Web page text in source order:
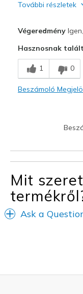
További részletek
Stylish
Legjobb használat
Casual Wear
Végeredmény
Hasznosnak
1 0
Beszámoló
Mit
Ask a